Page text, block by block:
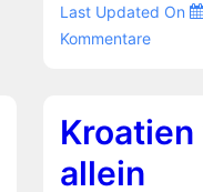
La
Riva
Comer
See
in
Last Updated On
Kommentare
allein